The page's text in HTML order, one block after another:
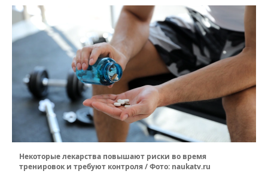
Некоторые лекарства повышают риски во время
тренировок и требуют контроля / Фото: naukatv.ru